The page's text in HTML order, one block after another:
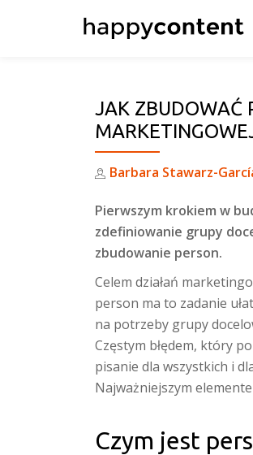
JAK ZBUDOWAĆ
Barbara Stawarz-
Pierwszym krokiem w
zdefiniowanie grupy
zbudowanie person.
Celem działań
person ma to zadanie
na potrzeby grupy
Częstym błędem, który
pisanie dla wszystkich i
Najważniejszym
Czym jest